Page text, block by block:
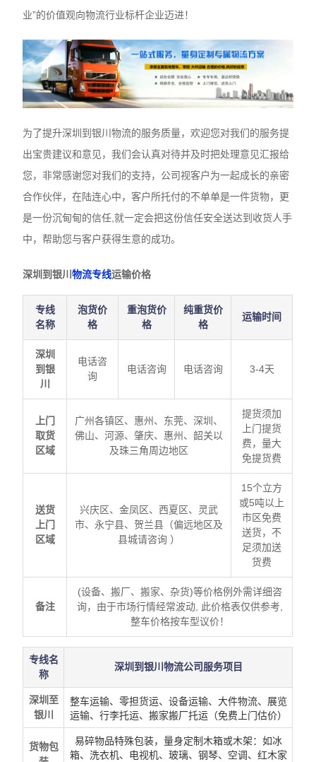
业”的价值观向物流行业标杆企业迈进！
为了提升深圳到银川物流的服务质量，欢迎您对我们的服务提
出宝贵建议和意见，我们会认真对待并及时把处理意见汇报给
您，非常感谢您对我们的支持，公司视客户为一起成长的亲密
合作伙伴，在陆连心中，客户所托付的不单单是一件货物，更
是一份沉甸甸的信任,就一定会把这份信任安全送达到收货人手
中，帮助您与客户获得生意的成功。
深圳到银川物流专线运输价格
专线
名称
泡货价
格
重泡货价
格
纯重货价
格
运输时间
深圳
到银
川
电话咨
询
电话咨询 电话咨询 3-4天
上门
取货
区域
广州各镇区、惠州、东莞、深圳、
佛山、河源、肇庆、惠州、韶关以
及珠三角周边地区
提货须加
上门提货
费，量大
免提货费
送货
上门
区域
兴庆区、金凤区、西夏区、灵武
市、永宁县、贺兰县（偏远地区及
县城请咨询 ）
15个立方
或5吨以上
市区免费
送货，不
足须加送
货费
备注
(设备、搬厂、搬家、杂货)等价格例外需详细咨
询，由于市场行情经常波动, 此价格表仅供参考,
整车价格按车型议价！
专线名
称
深圳到银川物流公司服务项目
深圳 至
银川
整车运输、零担货运、设备运输、大件物流、展览
运输、行李托运、搬家搬厂托运（免费上门估价）
货物包
易碎物品特殊包装，量身定制木箱或木架：如冰
箱、洗衣机、电视机、玻璃、钢琴、空调、红木家